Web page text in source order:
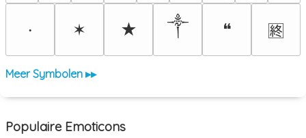
⸱ ✶ ★ ༒ ❝ 🈡
Meer Symbolen ▸▸
Populaire Emoticons